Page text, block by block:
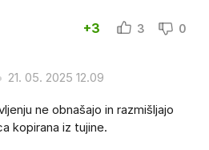
+3 3 0
21. 05. 2025 12.09
ne obnašajo in razmišljajo
kopirana iz tujine.